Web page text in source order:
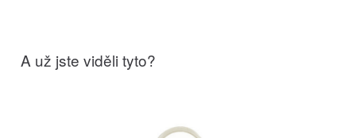
A už jste viděli tyto?